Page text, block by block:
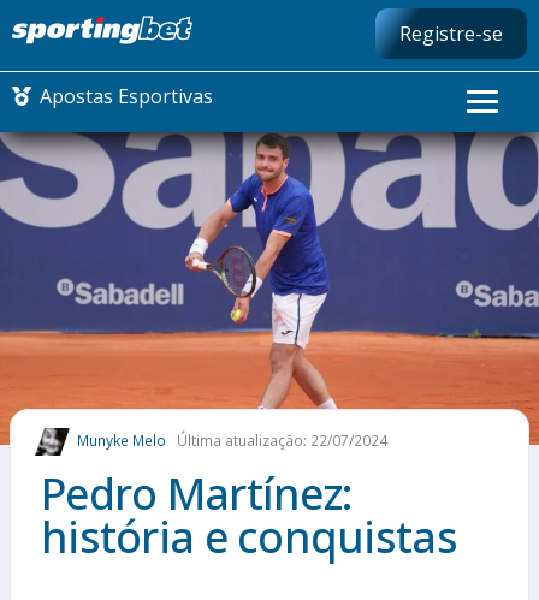
Registre-se
Apostas Esportivas
CONMEBOL LIBERTADORES
FUTEBOL NACIONAL
FUTEBOL INTERNACIONAL
COMO APOSTAR
MAIS ESPORTES
Munyke Melo Última atualização: 22/07/2024
Pedro Martínez:
história e conquistas